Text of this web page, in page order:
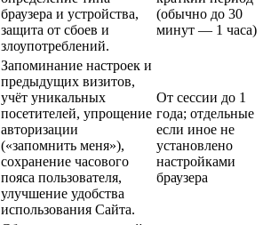
браузера и устройства,
защита от сбоев и
злоупотреблений.
(обычно до 30
минут — 1 часа)
Запоминание настроек и
предыдущих визитов,
учёт уникальных
посетителей, упрощение
авторизации
(«запомнить меня»),
сохранение часового
пояса пользователя,
улучшение удобства
использования Сайта.
От сессии до 1
года; отдельные
если иное не
установлено
настройками
браузера